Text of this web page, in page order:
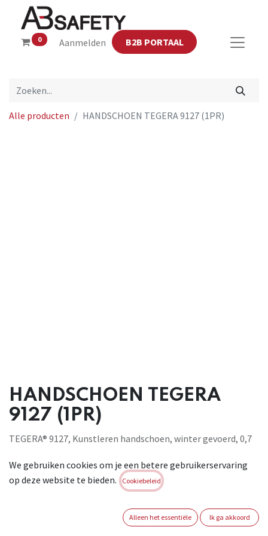
0 Aanmelden B2B PORTAAL
Alle producten HANDSCHOEN TEGERA 9127 (1PR)
HANDSCHOEN TEGERA
9127 (1PR)
TEGERA® 9127, Kunstleren handschoen, winter gevoerd, 0,7
Thinsulate® 40g, Cat. II, chroomvrij, winddichte achterkant,
voor algemene werkzaamheden. Conform EN388:2016 :
We gebruiken cookies om je een betere gebruikerservaring
op deze website te bieden.
Cookiebeleid
Alleen het essentiële Ik ga akkoord